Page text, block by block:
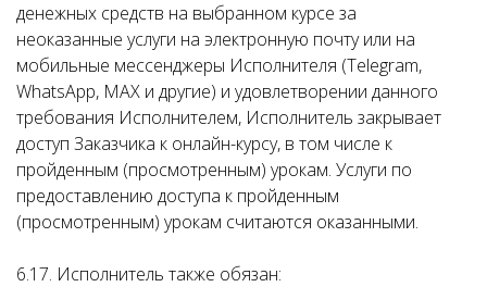
денежных средств на выбранном курсе за
неоказанные услуги на электронную почту или на
мобильные мессенджеры Исполнителя (Telegram,
WhatsApp, MAX и другие) и удовлетворении данного
требования Исполнителем, Исполнитель закрывает
доступ Заказчика к онлайн-курсу, в том числе к
пройденным (просмотренным) урокам. Услуги по
предоставлению доступа к пройденным
(просмотренным) урокам считаются оказанными.
6.17. Исполнитель также обязан: